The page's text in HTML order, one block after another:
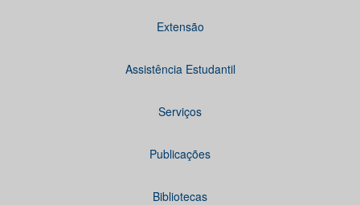
Extensão
Assistência Estudantil
Serviços
Publicações
Bibliotecas